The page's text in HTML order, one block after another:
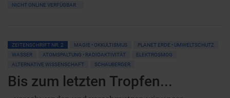
NICHT ONLINE VERFÜGBAR
ZEITENSCHRIFT NR. 2 MAGIE • OKKULTISMUS
PLANET ERDE • UMWELTSCHUTZ
WASSER
ATOMSPALTUNG • RADIOAKTIVITÄT
ELEKTROSMOG
ALTERNATIVE WISSENSCHAFT
SCHAUBERGER
Bis zum letzten Tropfen...